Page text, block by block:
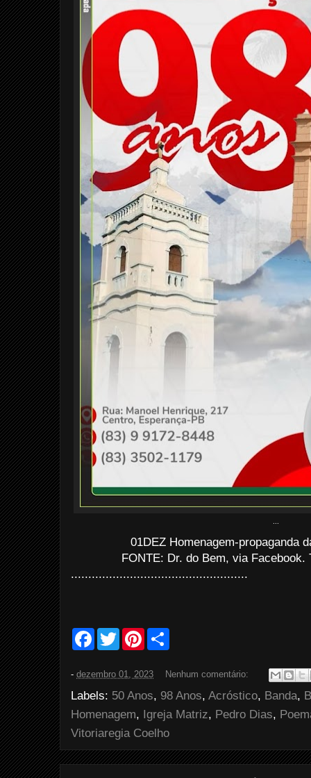
01DEZ Homenagem-propaganda
FONTE: Dr. do Bem, via
...................................................
F
b
o
k
T
w
t
r
P
e
e
s
t
e
- dezembro 01, 2023 Nenhum comentário:
Labels: 50 Anos, 98 Anos, Acróstico, Banda,
Homenagem, Igreja Matriz, Pedro Dias,
Vitoriaregia Coelho